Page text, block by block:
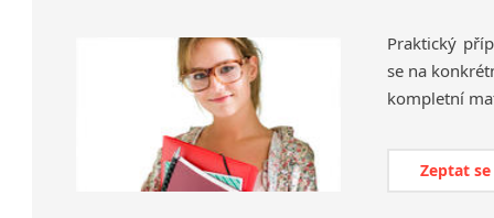
Praktický
se na
kompletní
Zeptat